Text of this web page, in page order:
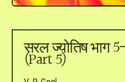
सरल ज्योतिष भाग
(Part 5)